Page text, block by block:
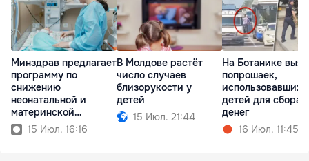
Минздрав предлагает
программу по
снижению
неонатальной и
материнской
смертности
15 Июл. 16:16
В Молдове растёт
число случаев
близорукости у
детей
15 Июл. 21:44
На Ботанике
попрошаек,
использовавших
детей для сбора
денег
16 Июл. 11:45